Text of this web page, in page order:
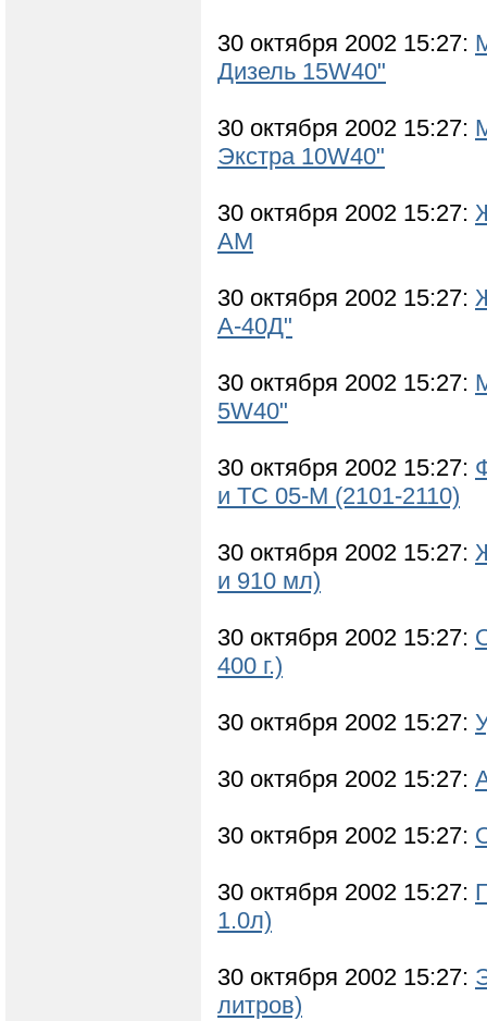
30 октября 2002 15:27:
Дизель 15W40"
30 октября 2002 15:27:
Экстра 10W40"
30 октября 2002 15:27:
АМ
30 октября 2002 15:27:
А-40Д"
30 октября 2002 15:27:
5W40"
30 октября 2002 15:27:
и ТС 05-М (2101-2110)
30 октября 2002 15:27:
и 910 мл)
30 октября 2002 15:27:
400 г.)
30 октября 2002 15:27:
30 октября 2002 15:27:
30 октября 2002 15:27:
30 октября 2002 15:27:
1.0л)
30 октября 2002 15:27:
литров)